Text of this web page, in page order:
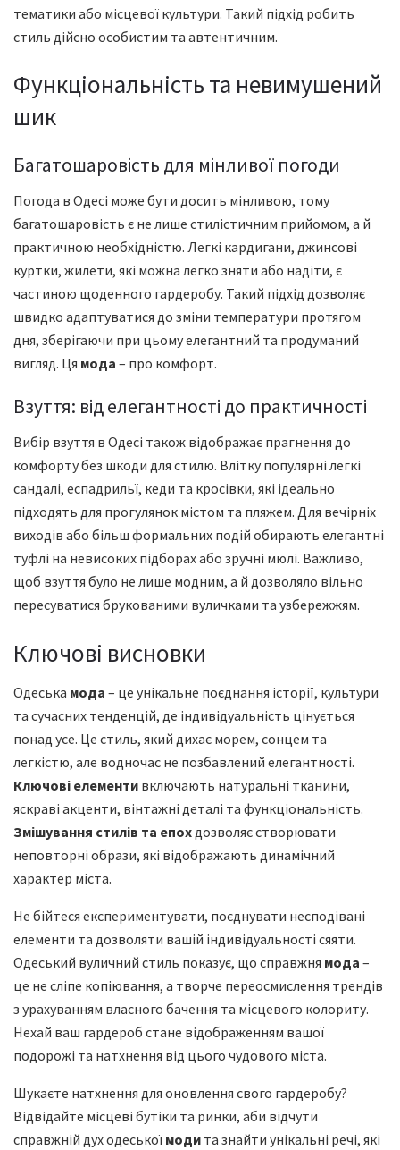
тематики або місцевої культури. Такий підхід робить
стиль дійсно особистим та автентичним.
Функціональність та невимушений
шик
Багатошаровість для мінливої погоди
Погода в Одесі може бути досить мінливою, тому
багатошаровість є не лише стилістичним прийомом, а й
практичною необхідністю. Легкі кардигани, джинсові
куртки, жилети, які можна легко зняти або надіти, є
частиною щоденного гардеробу. Такий підхід дозволяє
швидко адаптуватися до зміни температури протягом
дня, зберігаючи при цьому елегантний та продуманий
вигляд. Ця мода – про комфорт.
Взуття: від елегантності до практичності
Вибір взуття в Одесі також відображає прагнення до
комфорту без шкоди для стилю. Влітку популярні легкі
сандалі, еспадрильї, кеди та кросівки, які ідеально
підходять для прогулянок містом та пляжем. Для вечірніх
виходів або більш формальних подій обирають елегантні
туфлі на невисоких підборах або зручні мюлі. Важливо,
щоб взуття було не лише модним, а й дозволяло вільно
пересуватися брукованими вуличками та узбережжям.
Ключові висновки
Одеська мода – це унікальне поєднання історії, культури
та сучасних тенденцій, де індивідуальність цінується
понад усе. Це стиль, який дихає морем, сонцем та
легкістю, але водночас не позбавлений елегантності.
Ключові елементи включають натуральні тканини,
яскраві акценти, вінтажні деталі та функціональність.
Змішування стилів та епохдозволяє створювати
неповторні образи, які відображають динамічний
характер міста.
Не бійтеся експериментувати, поєднувати несподівані
елементи та дозволяти вашій індивідуальності сяяти.
Одеський вуличний стиль показує, що справжня мода –
це не сліпе копіювання, а творче переосмислення трендів
з урахуванням власного бачення та місцевого колориту.
Нехай ваш гардероб стане відображенням вашої
подорожі та натхнення від цього чудового міста.
Шукаєте натхнення для оновлення свого гардеробу?
Відвідайте місцеві бутіки та ринки, аби відчути
справжній дух одеської моди та знайти унікальні речі, які